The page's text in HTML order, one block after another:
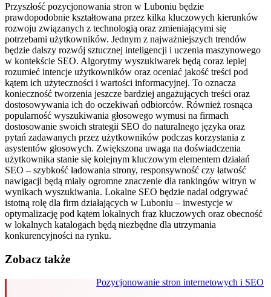
Przyszłość pozycjonowania stron w Luboniu będzie
prawdopodobnie kształtowana przez kilka kluczowych kierunków
rozwoju związanych z technologią oraz zmieniającymi się
potrzebami użytkowników. Jednym z najważniejszych trendów
będzie dalszy rozwój sztucznej inteligencji i uczenia maszynowego
w kontekście SEO. Algorytmy wyszukiwarek będą coraz lepiej
rozumieć intencje użytkowników oraz oceniać jakość treści pod
kątem ich użyteczności i wartości informacyjnej. To oznacza
konieczność tworzenia jeszcze bardziej angażujących treści oraz
dostosowywania ich do oczekiwań odbiorców. Również rosnąca
popularność wyszukiwania głosowego wymusi na firmach
dostosowanie swoich strategii SEO do naturalnego języka oraz
pytań zadawanych przez użytkowników podczas korzystania z
asystentów głosowych. Zwiększona uwaga na doświadczenia
użytkownika stanie się kolejnym kluczowym elementem działań
SEO – szybkość ładowania strony, responsywność czy łatwość
nawigacji będą miały ogromne znaczenie dla rankingów witryn w
wynikach wyszukiwania. Lokalne SEO będzie nadal odgrywać
istotną rolę dla firm działających w Luboniu – inwestycje w
optymalizację pod kątem lokalnych fraz kluczowych oraz obecność
w lokalnych katalogach będą niezbędne dla utrzymania
konkurencyjności na rynku.
Zobacz także
Pozycjonowanie stron internetowych i SEO